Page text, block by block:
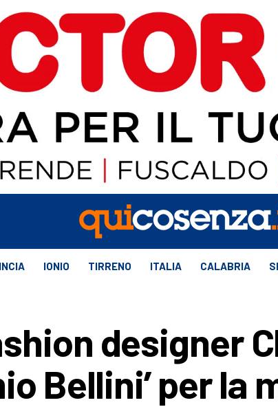
IONIO TIRRENO ITALIA CALABRIA
designer
Bellini’ per la